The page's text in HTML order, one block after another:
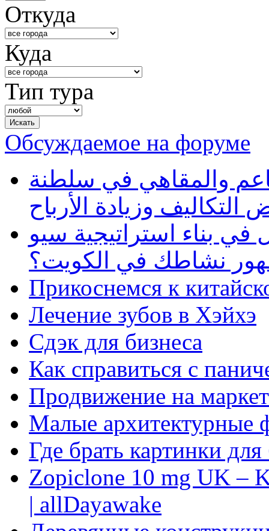
Откуда
Куда
Тип тура
Обсуждаемое на форуме
والمقاهي في سلطنة
وزيادة الأرباح
بناء استراتيجية سيو
نشاطك في الكويت؟
Прикоснемся к
Лечение зубов в Хэйхэ
Сдэк для бизнеса
Как справиться с
Продвижение на
Малые архитектурные
Где брать картинки
Zopiclone 10 mg UK –
| allDayawake